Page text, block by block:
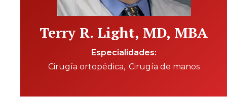
Terry R. Light, MD, MBA
Especialidades
Cirugía ortopédica Cirugía de manos